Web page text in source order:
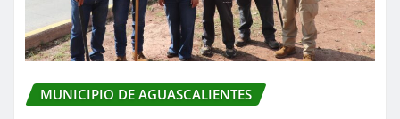
MUNICIPIO DE AGUASCALIENTES